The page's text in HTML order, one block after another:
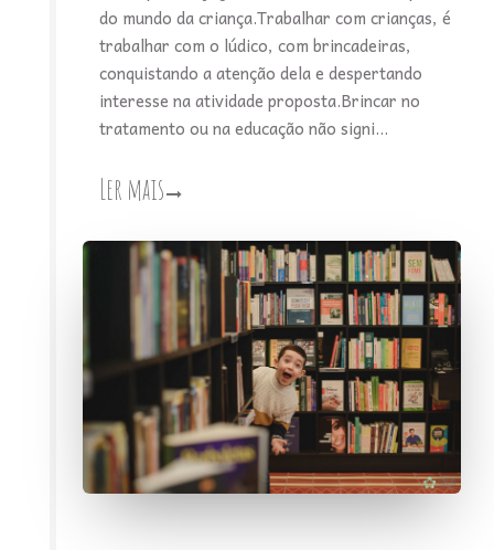
do mundo da criança.Trabalhar com crianças, é
trabalhar com o lúdico, com brincadeiras,
conquistando a atenção dela e despertando
interesse na atividade proposta.Brincar no
tratamento ou na educação não signi...
Ler mais